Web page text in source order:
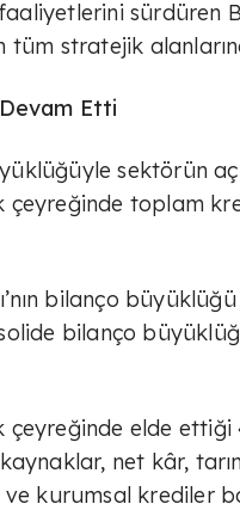
faaliyetlerini
tüm stratejik
Etti
sektörün
çeyreğinde toplam
bilanço
bilanço
çeyreğinde elde
net kâr,
ve kurumsal